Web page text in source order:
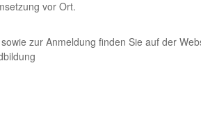
vor Ort.
zur Anmeldung finden Sie auf der